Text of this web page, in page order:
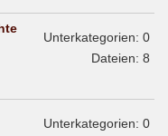
Unterkategorien: 0
Dateien: 8
Unterkategorien: 0